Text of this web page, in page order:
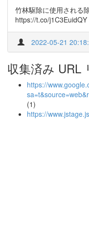
竹林駆除に使用される
https://t.co/j1C3EuidQY
2022-05-21
収集済み URL
https://
(1)
https://